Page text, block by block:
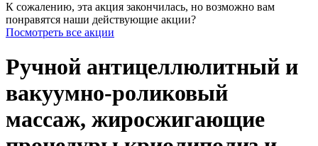
К сожалению, эта акция закончилась, но возможно вам
понравятся наши действующие акции?
Посмотреть все акции
Ручной антицеллюлитный и
вакуумно-роликовый
массаж, жиросжигающие